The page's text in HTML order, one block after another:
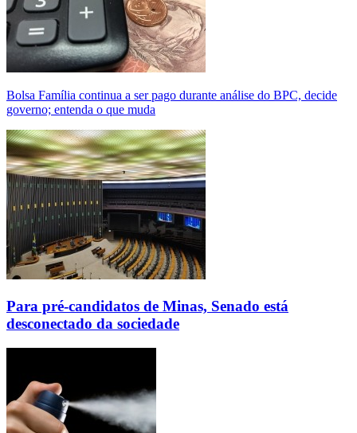
Bolsa Família continua a ser pago durante análise do BPC, decide
governo; entenda o que muda
Para pré-candidatos de Minas, Senado está
desconectado da sociedade